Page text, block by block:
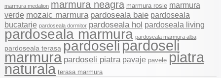
marmura medalion marmura neagra marmura rosie marmura
verde mozaic marmura pardoseala baie pardoseala
bucatarie pardoseala dormitor pardoseala hol pardoseala living
pardoseala marmura pardoseala marmura alba
pardoseala terasa pardoselipardoseli
marmura pardoseli piatra pavaje pavele piatra
naturala terasa marmura